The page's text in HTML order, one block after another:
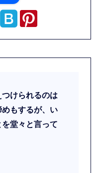
けられるのは
もするが、い
堂々と言って